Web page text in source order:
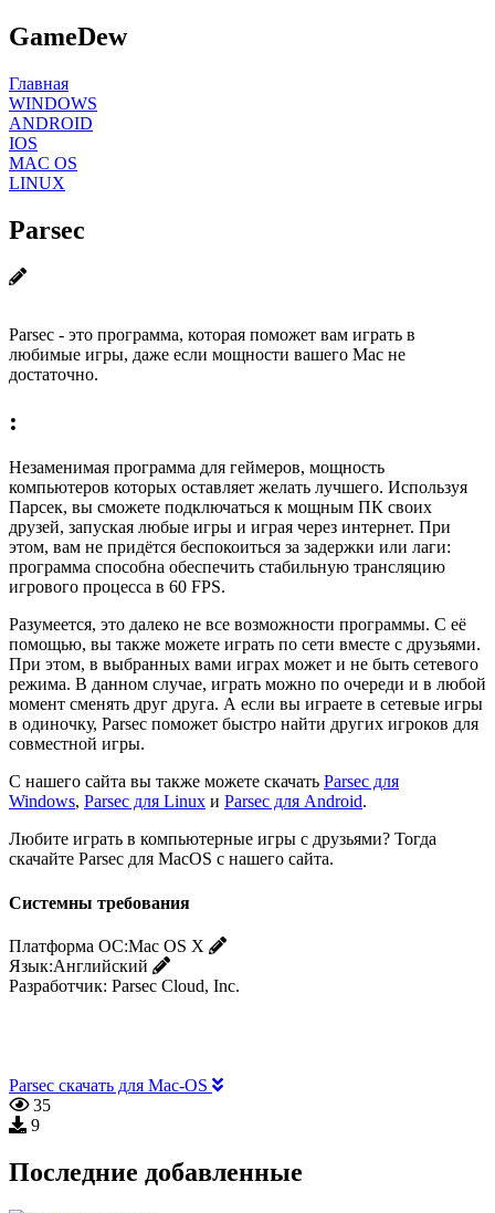
GameDew
Главная
WINDOWS
ANDROID
IOS
MAC OS
LINUX
Parsec
Parsec - это программа, которая поможет вам играть в
любимые игры, даже если мощности вашего Mac не
достаточно.
:
Незаменимая программа для геймеров, мощность
компьютеров которых оставляет желать лучшего. Используя
Парсек, вы сможете подключаться к мощным ПК своих
друзей, запуская любые игры и играя через интернет. При
этом, вам не придётся беспокоиться за задержки или лаги:
программа способна обеспечить стабильную трансляцию
игрового процесса в 60 FPS.
Разумеется, это далеко не все возможности программы. С её
помощью, вы также можете играть по сети вместе с друзьями.
При этом, в выбранных вами играх может и не быть сетевого
режима. В данном случае, играть можно по очереди и в любой
момент сменять друг друга. А если вы играете в сетевые игры
в одиночку, Parsec поможет быстро найти других игроков для
совместной игры.
С нашего сайта вы также можете скачать Parsec для
Windows, Parsec для Linux и Parsec для Android.
Любите играть в компьютерные игры с друзьями? Тогда
скачайте Parsec для MacOS с нашего сайта.
Системны требования
Платформа ОС:Mac OS X
Язык:Английский
Разработчик: Parsec Cloud, Inc.
Parsec скачать для Mac-OS
35
9
Последние добавленные